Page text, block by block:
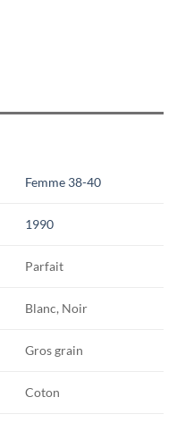
Femme 38-40
1990
Parfait
Blanc, Noir
Gros grain
Coton